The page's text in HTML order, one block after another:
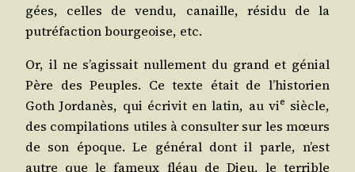
gées, celles de ven­du, canaille, rési­du de la
putré­fac­tion bour­geoise, etc.
Or, il ne s’agissait nul­le­ment du grand et génial
Père des Peuples. Ce texte était de l’historien
Goth Jor­da­nès, qui écri­vit en latin, au vie siècle,
des com­pi­la­tions utiles à consul­ter sur les mœurs
de son époque. Le géné­ral dont il parle, n’est
autre que le fameux fléau de Dieu, le ter­rible